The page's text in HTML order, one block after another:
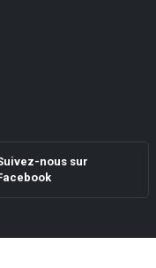
nous sur